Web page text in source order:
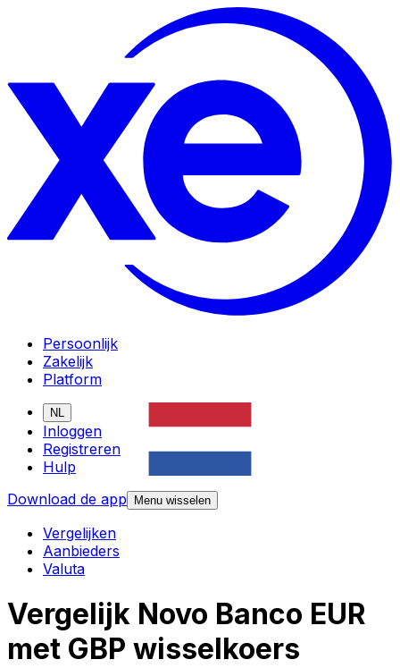
Persoonlijk
Zakelijk
Platform
NL
Inloggen
Registreren
Hulp
Download de app
Menu wisselen
Vergelijken
Aanbieders
Valuta
Vergelijk Novo Banco EUR
met GBP wisselkoers